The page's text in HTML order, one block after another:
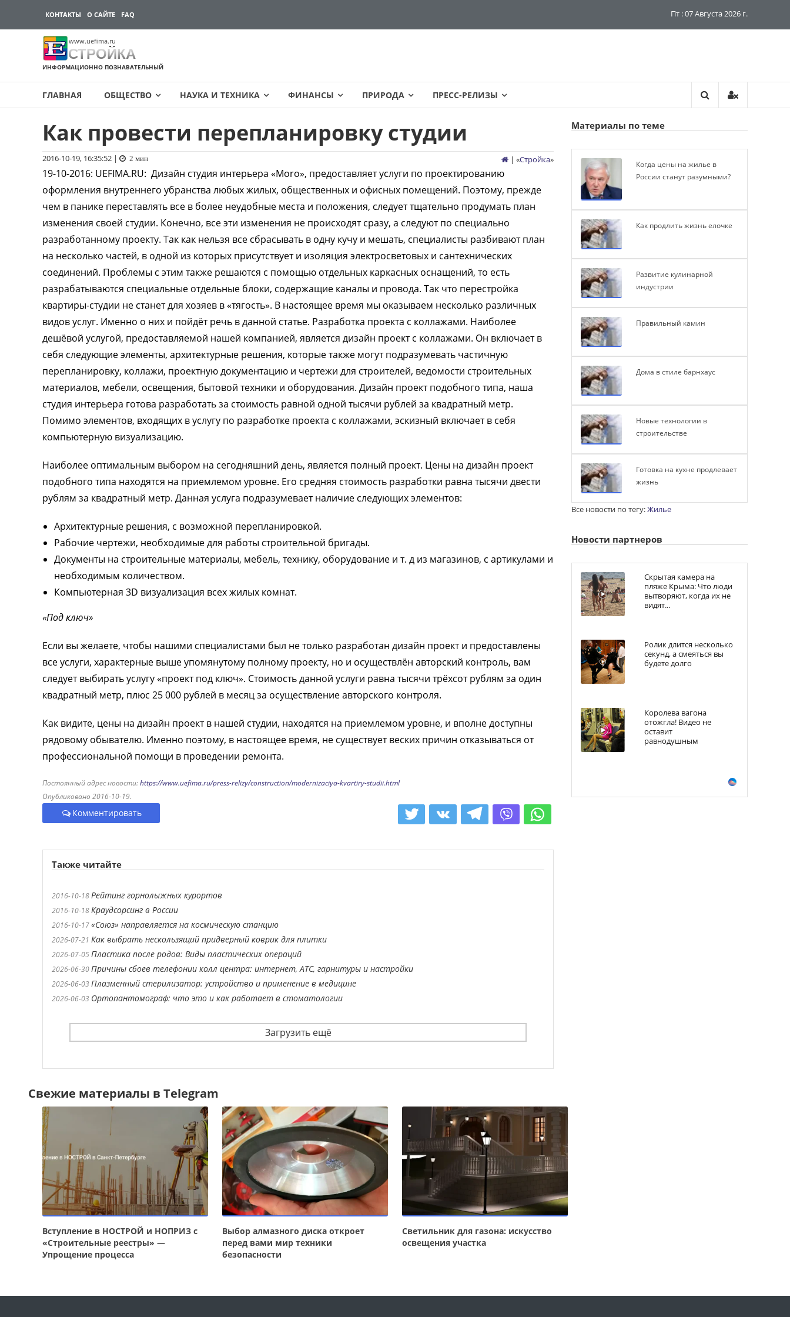
КОНТАКТЫ О САЙТЕ FAQ Пт : 07 Августа 2026 г.
www.uefima.ru
СТРОЙКА
ИНФОРМАЦИОННО ПОЗНАВАТЕЛЬНЫЙ
ГЛАВНАЯ ОБЩЕСТВО НАУКА И ТЕХНИКА ФИНАНСЫ ПРИРОДА ПРЕСС-РЕЛИЗЫ
содержимому
Как провести перепланировку студии
2016-10-19, 16:35:52 | 2 мин | «Стройка»
19-10-2016: UEFIMA.RU: Дизайн студия интерьера «Moro», предоставляет услуги по проектированию
оформления внутреннего убранства любых жилых, общественных и офисных помещений. Поэтому, прежде
чем в панике переставлять все в более неудобные места и положения, следует тщательно продумать план
изменения своей студии. Конечно, все эти изменения не происходят сразу, а следуют по специально
разработанному проекту. Так как нельзя все сбрасывать в одну кучу и мешать, специалисты разбивают план
на несколько частей, в одной из которых присутствует и изоляция электросветовых и сантехнических
соединений. Проблемы с этим также решаются с помощью отдельных каркасных оснащений, то есть
разрабатываются специальные отдельные блоки, содержащие каналы и провода. Так что перестройка
квартиры-студии не станет для хозяев в «тягость». В настоящее время мы оказываем несколько различных
видов услуг. Именно о них и пойдёт речь в данной статье. Разработка проекта с коллажами. Наиболее
дешёвой услугой, предоставляемой нашей компанией, является дизайн проект с коллажами. Он включает в
себя следующие элементы, архитектурные решения, которые также могут подразумевать частичную
перепланировку, коллажи, проектную документацию и чертежи для строителей, ведомости строительных
материалов, мебели, освещения, бытовой техники и оборудования. Дизайн проект подобного типа, наша
студия интерьера готова разработать за стоимость равной одной тысячи рублей за квадратный метр.
Помимо элементов, входящих в услугу по разработке проекта с коллажами, эскизный включает в себя
компьютерную визуализацию.
Наиболее оптимальным выбором на сегодняшний день, является полный проект. Цены на дизайн проект
подобного типа находятся на приемлемом уровне. Его средняя стоимость разработки равна тысячи двести
рублям за квадратный метр. Данная услуга подразумевает наличие следующих элементов:
Архитектурные решения, с возможной перепланировкой.
Рабочие чертежи, необходимые для работы строительной бригады.
Документы на строительные материалы, мебель, технику, оборудование и т. д из магазинов, с артикулами и
необходимым количеством.
Компьютерная 3D визуализация всех жилых комнат.
«Под ключ»
Если вы желаете, чтобы нашими специалистами был не только разработан дизайн проект и предоставлены
все услуги, характерные выше упомянутому полному проекту, но и осуществлён авторский контроль, вам
следует выбирать услугу «проект под ключ». Стоимость данной услуги равна тысячи трёхсот рублям за один
квадратный метр, плюс 25 000 рублей в месяц за осуществление авторского контроля.
Как видите, цены на дизайн проект в нашей студии, находятся на приемлемом уровне, и вполне доступны
рядовому обывателю. Именно поэтому, в настоящее время, не существует веских причин отказываться от
профессиональной помощи в проведении ремонта.
Постоянный адрес новости:https://www.uefima.ru/press-relizy/construction/modernizaciya-kvartiry-studii.html
Опубликовано 2016-10-19.
Комментировать
Также читайте
2016-10-18Рейтинг горнолыжных курортов
2016-10-18Краудсорсинг в России
2016-10-17«Союз» направляется на космическую станцию
2026-07-21 Как выбрать нескользящий придверный коврик для плитки
2026-07-05Пластика после родов: Виды пластических операций
2026-06-30Причины сбоев телефонии колл центра: интернет, АТС, гарнитуры и настройки
2026-06-03Плазменный стерилизатор: устройство и применение в медицине
2026-06-03 Ортопантомограф: что это и как работает в стоматологии
Загрузить ещё
Свежие материалы в Telegram
Вступление в НОСТРОЙ и НОПРИЗ с
«Строительные реестры» —
Упрощение процесса
Выбор алмазного диска откроет
перед вами мир техники
безопасности
Светильник для газона: искусство
освещения участка
Материалы по теме
Когда цены на жилье в
России станут разумными?
Как продлить жизнь елочке
Развитие кулинарной
индустрии
Правильный камин
Дома в стиле барнхаус
Новые технологии в
строительстве
Готовка на кухне продлевает
жизнь
Все новости по тегу:Жилье
Новости партнеров
Скрытая камера на
пляже Крыма: Что люди
вытворяют, когда их не
видят...
Ролик длится несколько
секунд, а смеяться вы
будете долго
Королева вагона
отожгла! Видео не
оставит
равнодушным